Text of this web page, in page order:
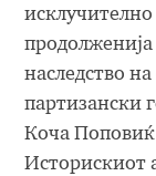
наследство
партизански
Коча Поповиќ
Историскиот